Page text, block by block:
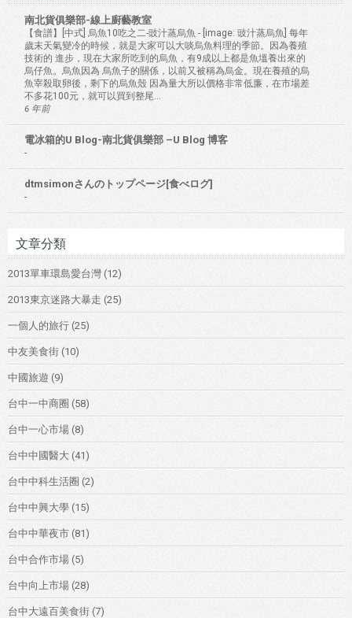
南北貨俱樂部-線上廚藝教室
【食譜】[中式] 烏魚10吃之二-豉汁蒸烏魚 - [image: 豉汁蒸烏魚] 每年
歲末天氣變冷的時候，就是大家可以大啖烏魚料理的季節。因為養殖
技術的 進步，現在大家所吃到的烏魚，有9成以上都是魚塭養出來的
烏仔魚。烏魚因為 烏魚子的關係，以前又被稱為烏金。現在養殖的烏
魚宰殺取卵後，剩下的烏魚殼 因為量大所以價格非常低廉，在市場差
不多花100元，就可以買到整尾...
6 年前
電冰箱的U Blog-南北貨俱樂部 –U Blog 博客
-
dtmsimonさんのトップページ[食べログ]
-
文章分類
2013單車環島愛台灣 (12)
2013東京迷路大暴走 (25)
一個人的旅行 (25)
中友美食街 (10)
中國旅遊 (9)
台中一中商圈 (58)
台中一心市場 (8)
台中中國醫大 (41)
台中中科生活圈 (2)
台中中興大學 (15)
台中中華夜市 (81)
台中合作市場 (5)
台中向上市場 (28)
台中大遠百美食街 (7)